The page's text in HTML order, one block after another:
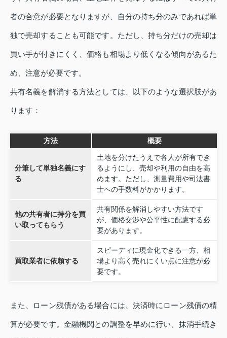
者の合意が必要となりますが、自分の持ち分のみであれば単
独で売却することも可能です。ただし、持ち分だけの売却は
買い手が付きにくく、価格も相場より低くなる傾向があるた
め、注意が必要です。
共有名義を解消する方法としては、以下のような選択肢があ
ります：
方法 概要
分筆して単独名義にす
る
土地を分けたうえで各人が所有でき
るようにし、売却や利用の自由を高
めます。ただし、測量費用や司法書
士への手数料がかかります。
他の共有者に持分を買
い取ってもらう
共有関係を解消しやすい方法です
が、価格交渉や公平性に配慮する必
要があります。
買取業者に依頼する
スピーディに現金化できる一方、相
場より高く売れにくい点に注意が必
要です。
また、ローン残債がある場合には、決済時にローン残債の精
算が必要です。金融機関との調整を早めに行い、抹消手続き